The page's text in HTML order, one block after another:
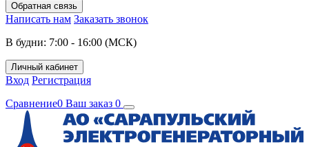
Обратная связь
Написать нам Заказать звонок
В будни: 7:00 - 16:00 (МСК)
Личный кабинет
Вход Регистрация
Сравнение0 Ваш заказ 0